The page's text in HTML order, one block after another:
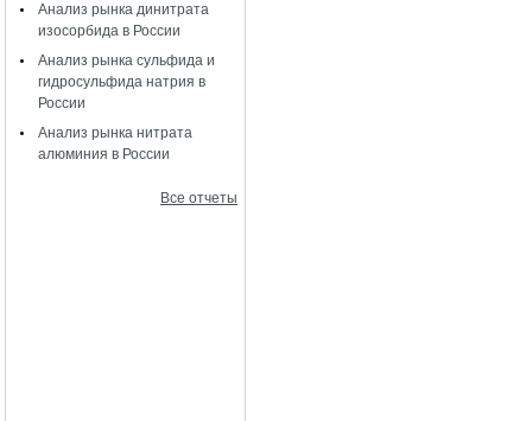
Анализ рынка динитрата
изосорбида в России
Анализ рынка сульфида и
гидросульфида натрия в
России
Анализ рынка нитрата
алюминия в России
Все отчеты